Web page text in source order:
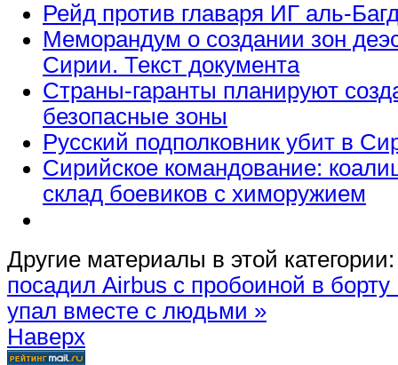
Рейд против главаря ИГ аль-
Меморандум о создании зон
Сирии. Текст документа
Страны-гаранты планируют
безопасные зоны
Русский подполковник убит в
Сирийское командование:
склад боевиков с химоружием
Другие материалы в этой категории:
посадил Airbus с пробоиной в борту
упал вместе с людьми »
Наверх